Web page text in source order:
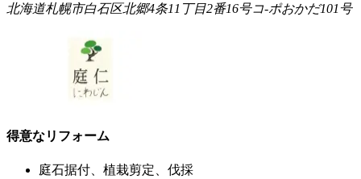
北海道札幌市白石区北郷4条11丁目2番16号コ-ポおかだ101号
得意なリフォーム
庭石据付、植栽剪定、伐採